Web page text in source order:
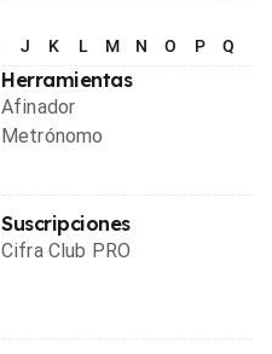
J K L M N O P Q
Herramientas
Afinador
Metrónomo
Suscripciones
Cifra Club PRO